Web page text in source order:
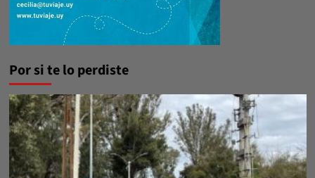
Por si te lo perdiste